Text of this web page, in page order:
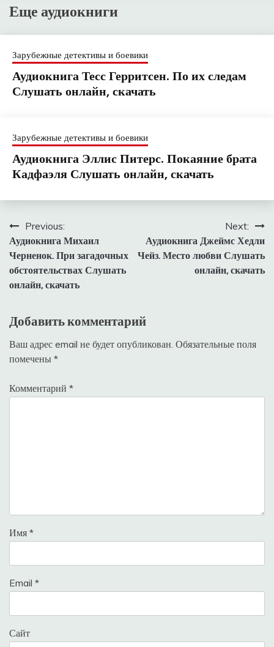
Еще аудиокниги
Зарубежные детективы и боевики
Аудиокнига Тесс Герритсен. По их следам
Слушать онлайн, скачать
Зарубежные детективы и боевики
Аудиокнига Эллис Питерс. Покаяние брата
Кадфаэля Слушать онлайн, скачать
Навигация
по
записям
Previous:
Аудиокнига Михаил
Черненок. При загадочных
обстоятельствах Слушать
онлайн, скачать
Next:
Аудиокнига Джеймс Хедли
Чейз. Место любви Слушать
онлайн, скачать
Добавить комментарий
Ваш адрес email не будет опубликован. Обязательные поля
помечены *
Комментарий *
Имя *
Email *
Сайт